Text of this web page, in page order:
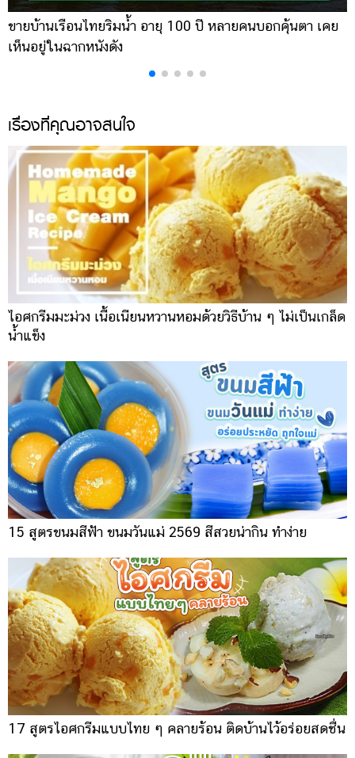
ขายบ้านเรือนไทยริมน้ำ อายุ 100 ปี หลายคนบอกคุ้นตา เคย
เห็นอยู่ในฉากหนังดัง
เรื่องที่คุณอาจสนใจ
ไอศกรีมมะม่วง เนื้อเนียนหวานหอมด้วยวิธีบ้าน ๆ ไม่เป็นเกล็ด
น้ำแข็ง
15 สูตรขนมสีฟ้า ขนมวันแม่ 2569 สีสวยน่ากิน ทำง่าย
17 สูตรไอศกรีมแบบไทย ๆ คลายร้อน ติดบ้านไว้อร่อยสดชื่น